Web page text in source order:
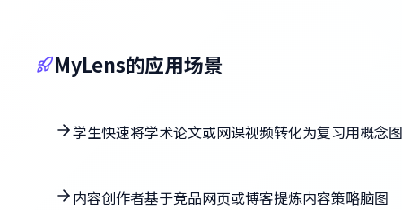
MyLens的应用场景
学生快速将学术论文或网课视频转化为复习用概念图
内容创作者基于竞品网页或博客提炼内容策略脑图